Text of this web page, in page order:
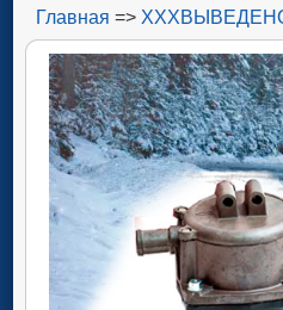
Главная =>